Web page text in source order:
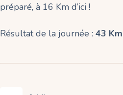
préparé, à 16 Km d’ici !
Résultat de la journée : 43 Km